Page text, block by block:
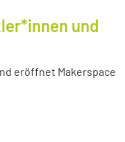
und
eröffnet Makerspace